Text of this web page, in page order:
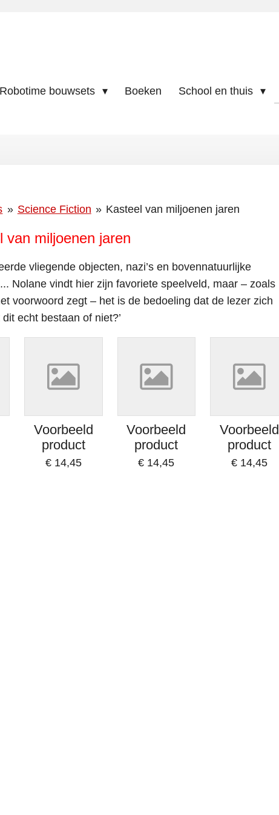
Robotime bouwsets Boeken School en thuis
» Science Fiction » Kasteel van miljoenen jaren
van miljoenen jaren
vliegende objecten, nazi’s en bovennatuurlijke
Nolane vindt hier zijn favoriete speelveld, maar – zoals
voorwoord zegt – het is de bedoeling dat de lezer zich
dit echt bestaan of niet?’
Voorbeeld
product
€ 14,45
Voorbeeld
product
€ 14,45
Voorbeeld
product
€ 14,45